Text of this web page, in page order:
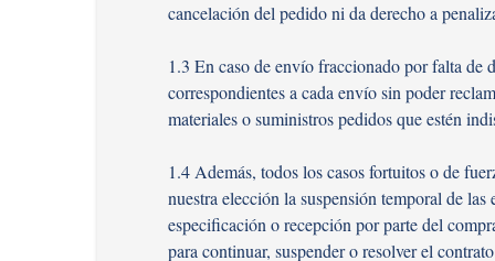
cancelación del pedido ni da derecho a
1.3 En caso de envío fraccionado por falta de
correspondientes a cada envío sin poder
materiales o suministros pedidos que estén
1.4 Además, todos los casos fortuitos o de
nuestra elección la suspensión temporal de
especificación o recepción por parte del
para continuar, suspender o resolver el